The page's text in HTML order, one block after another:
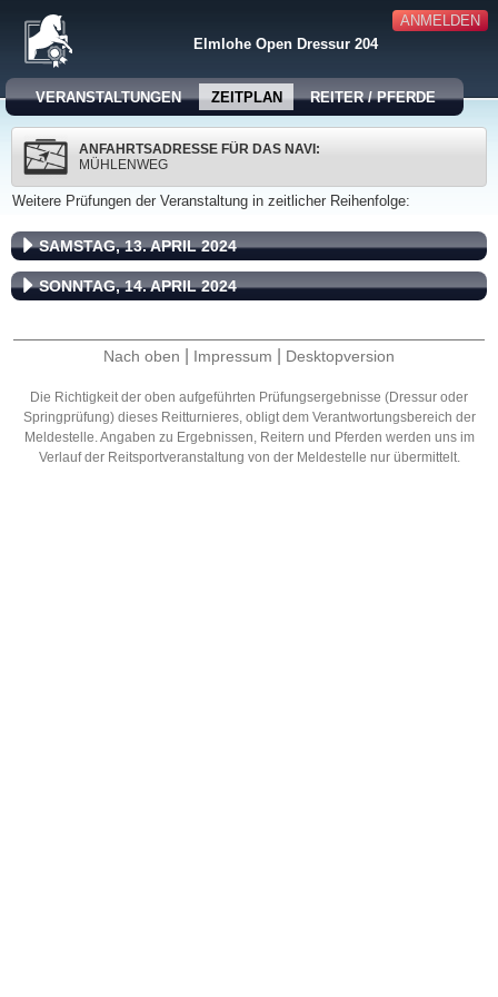
ANMELDEN
Elmlohe Open Dressur 204
VERANSTALTUNGEN ZEITPLAN REITER / PFERDE
ANFAHRTSADRESSE FÜR DAS NAVI:
MÜHLENWEG
Weitere Prüfungen der Veranstaltung in zeitlicher Reihenfolge:
SAMSTAG, 13. APRIL 2024
SONNTAG, 14. APRIL 2024
Nach oben Impressum Desktopversion
Die Richtigkeit der oben aufgeführten Prüfungsergebnisse (Dressur oder
Springprüfung) dieses Reitturnieres, obligt dem Verantwortungsbereich der
Meldestelle. Angaben zu Ergebnissen, Reitern und Pferden werden uns im
Verlauf der Reitsportveranstaltung von der Meldestelle nur übermittelt.